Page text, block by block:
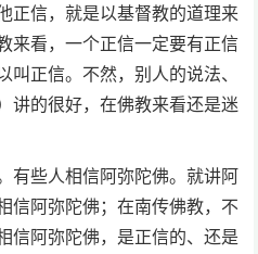
信，就是以基督教的道理来
来看，一个正信一定要有正信
正信。不然，别人的说法、
讲的很好，在佛教来看还是迷
有些人相信阿弥陀佛。就讲阿
信阿弥陀佛；在南传佛教，不
信阿弥陀佛，是正信的、还是